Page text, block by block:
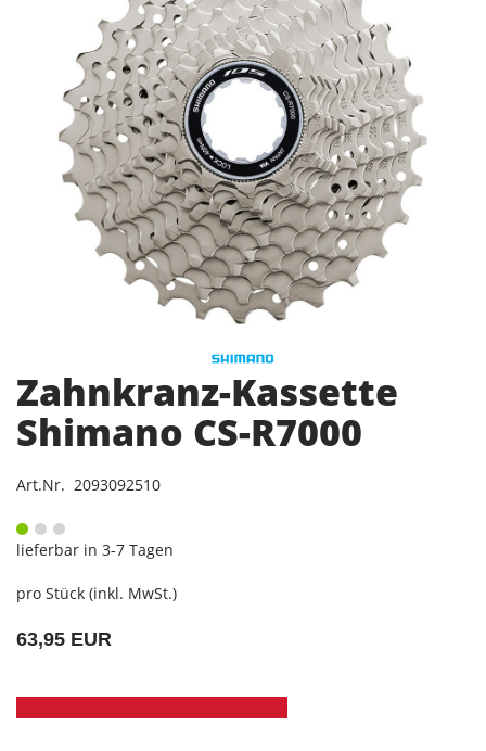
Zahnkranz-Kassette
Shimano CS-R7000
Art.Nr. 2093092510
lieferbar in 3-7 Tagen
pro Stück (inkl. MwSt.)
63,95 EUR